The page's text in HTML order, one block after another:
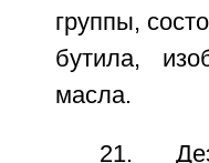
группы,
бутила,
масла.
21.